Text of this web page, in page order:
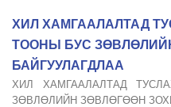
ХИЛ ХАМГААЛАЛТАД
ТООНЫ БУС
БАЙГУУЛАГДЛАА
ХИЛ ХАМГААЛАЛТАД
ЗӨВЛӨЛИЙН ЗӨВЛӨГӨӨН